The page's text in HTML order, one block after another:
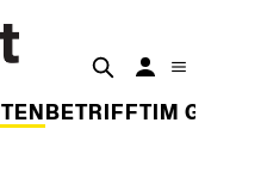
BETRIFFT IM